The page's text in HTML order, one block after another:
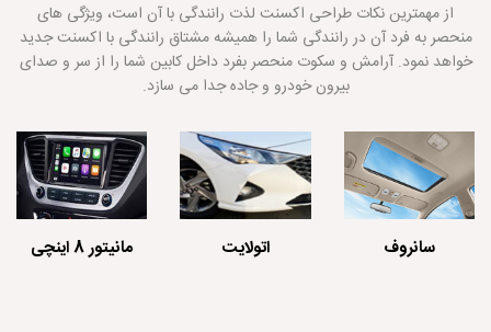
از مهمترین نکات طراحی اکسنت لذت رانندگی با آن است، ویژگی های
منحصر به فرد آن در رانندگی شما را همیشه مشتاق رانندگی با اکسنت جدید
خواهد نمود. آرامش و سکوت منحصر بفرد داخل کابین شما را از سر و صدای
بیرون خودرو و جاده جدا می سازد.
سانروف اتولایت مانیتور 8 اینچی